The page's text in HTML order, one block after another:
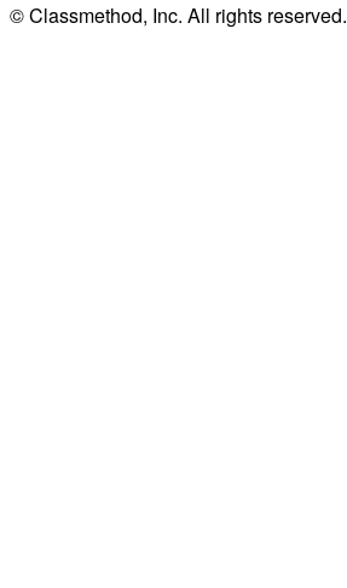
© Classmethod, Inc. All rights reserved.